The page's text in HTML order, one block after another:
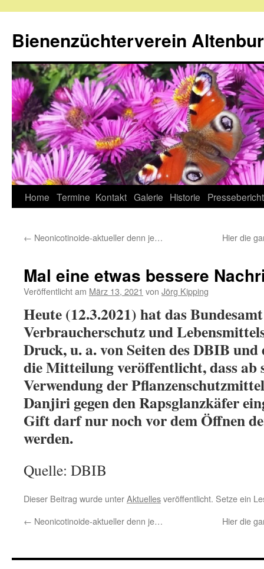
springen
Bienenzüchterverein
Home Termine Kontakt Galerie Historie
← Neonicotinoide-aktueller denn je… Hier die
Mal eine etwas bessere
Veröffentlicht am März 13, 2021 von Jörg Kipping
Heute (12.3.2021) hat das
Verbraucherschutz und
Druck, u. a. von Seiten des DBIB
die Mitteilung veröffentlicht, dass ab
Verwendung der
Danjiri gegen den Rapsglanzkäfer
Gift darf nur noch vor dem Öffnen
werden.
Quelle: DBIB
Dieser Beitrag wurde unterAktuellesveröffentlicht. Setze ein
← Neonicotinoide-aktueller denn je… Hier die